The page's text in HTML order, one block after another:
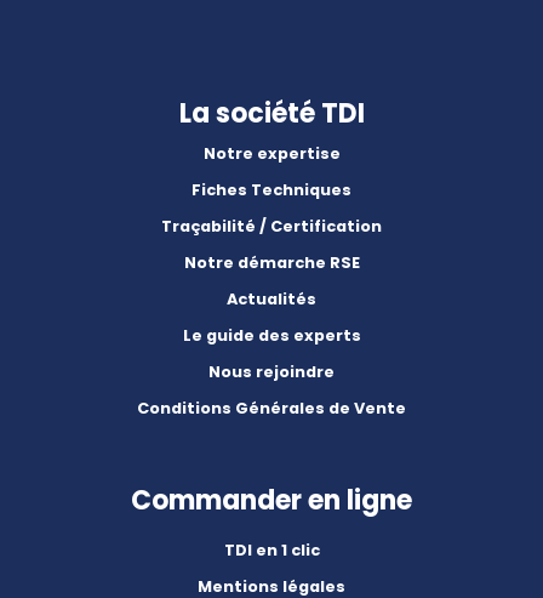
La société TDI
Notre expertise
Fiches Techniques
Traçabilité / Certification
Notre démarche RSE
Actualités
Le guide des experts
Nous rejoindre
Conditions Générales de Vente
Commander en ligne
TDI en 1 clic
Mentions légales